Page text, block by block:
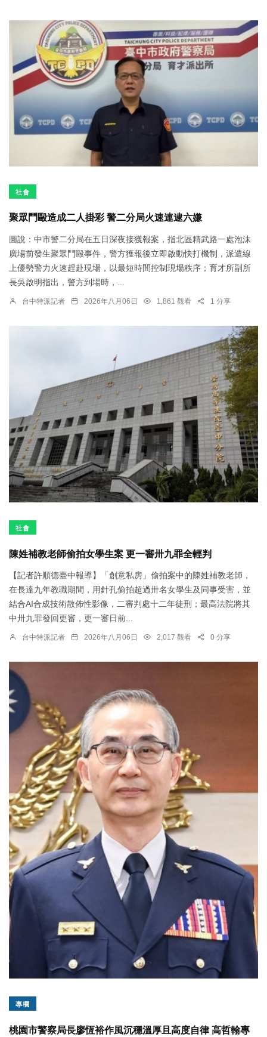
社會
聚眾鬥毆造成二人掛彩 警二分局火速連逮六嫌
圖說：中市警二分局在五日深夜接獲報案，指北區精武路一處泡沫
廣場前發生聚眾鬥毆事件，警方獲報後立即啟動快打機制，派遣線
上優勢警力火速趕赴現場，以最短時間控制現場秩序；育才所副所
長吳啟明指出，警方到場時，...
台中特派記者 2026年八月06日 1,861 觀看 1 分享
社會
陳姓補教老師偷拍女學生案 更一審卅九罪全輕判
【記者許順德臺中報導】「創意私房」偷拍案中的陳姓補教老師，
在長達九年教職期間，用針孔偷拍超過卅名女學生及同事受害，並
結合AI合成技術散佈性影像，二審判處十二年徒刑；最高法院將其
中卅九罪發回更審，更一審日前...
台中特派記者 2026年八月06日 2,017 觀看 0 分享
專欄
桃園市警察局長廖恆裕作風沉穩溫厚且高度自律 高哲翰專